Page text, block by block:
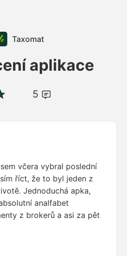
Taxomat
aplikace
5
včera vybral poslední
říct, že to byl jeden z
Jednoduchá apka,
analfabet
z brokerů a asi za pět